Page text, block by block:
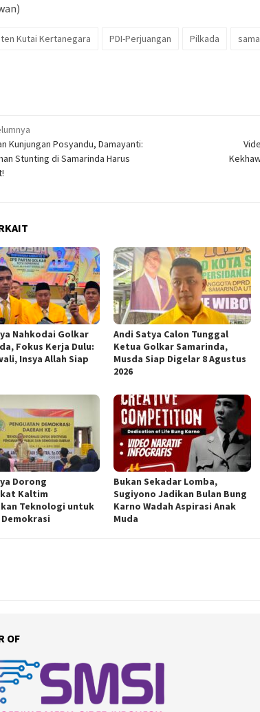
Kutai Kertanegara PDI-Perjuangan Pilkada
Kunjungan Posyandu, Damayanti:
Stunting di Samarinda Harus
Nahkodai Golkar
Fokus Kerja Dulu:
Insya Allah Siap
Andi Satya Calon Tunggal
Ketua Golkar Samarinda,
Musda Siap Digelar 8 Agustus
2026
Dorong
Kaltim
Teknologi untuk
Bukan Sekadar Lomba,
Sugiyono Jadikan Bulan Bung
Karno Wadah Aspirasi Anak
Muda
OF